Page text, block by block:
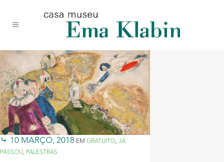
conteúdo
navegação
site
10 MARÇO, 2018 EM GRATUITO, JÁ
PASSOU, PALESTRAS